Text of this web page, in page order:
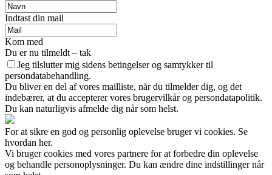
Indtast din mail
Kom med
Du er nu tilmeldt – tak
Jeg tilslutter mig sidens betingelser og samtykker til
persondatabehandling.
Du bliver en del af vores mailliste, når du tilmelder dig, og det
indebærer, at du accepterer vores brugervilkår og persondatapolitik.
Du kan naturligvis afmelde dig når som helst.
For at sikre en god og personlig oplevelse bruger vi cookies. Se
hvordan her.
Vi bruger cookies med vores partnere for at forbedre din oplevelse
og behandle personoplysninger. Du kan ændre dine indstillinger når